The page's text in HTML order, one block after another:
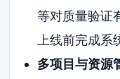
等对质量验证
上线前完成系
多项目与资源